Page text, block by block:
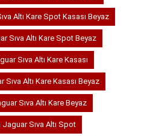
Altı Kare Spot Kasası Beyaz
Sıva Altı Kare Spot Beyaz
Sıva Altı Kare Kasası
Altı Kare Kasası Beyaz
Sıva Altı Kare Beyaz
Sıva Altı Spot